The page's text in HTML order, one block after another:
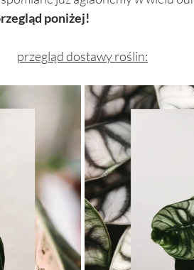
poniżej!
przegląd dostawy roślin: